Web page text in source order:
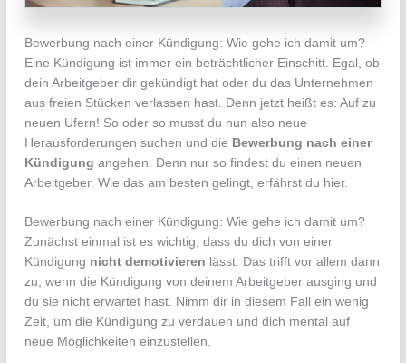
Bewerbung nach einer Kündigung: Wie gehe ich damit um?
Eine Kündigung ist immer ein beträchtlicher Einschitt. Egal, ob
dein Arbeitgeber dir gekündigt hat oder du das Unternehmen
aus freien Stücken verlassen hast. Denn jetzt heißt es: Auf zu
neuen Ufern! So oder so musst du nun also neue
Herausforderungen suchen und die Bewerbung nach einer
Kündigung angehen. Denn nur so findest du einen neuen
Arbeitgeber. Wie das am besten gelingt, erfährst du hier.
Bewerbung nach einer Kündigung: Wie gehe ich damit um?
Zunächst einmal ist es wichtig, dass du dich von einer
Kündigung nicht demotivieren lässt. Das trifft vor allem dann
zu, wenn die Kündigung von deinem Arbeitgeber ausging und
du sie nicht erwartet hast. Nimm dir in diesem Fall ein wenig
Zeit, um die Kündigung zu verdauen und dich mental auf
neue Möglichkeiten einzustellen.